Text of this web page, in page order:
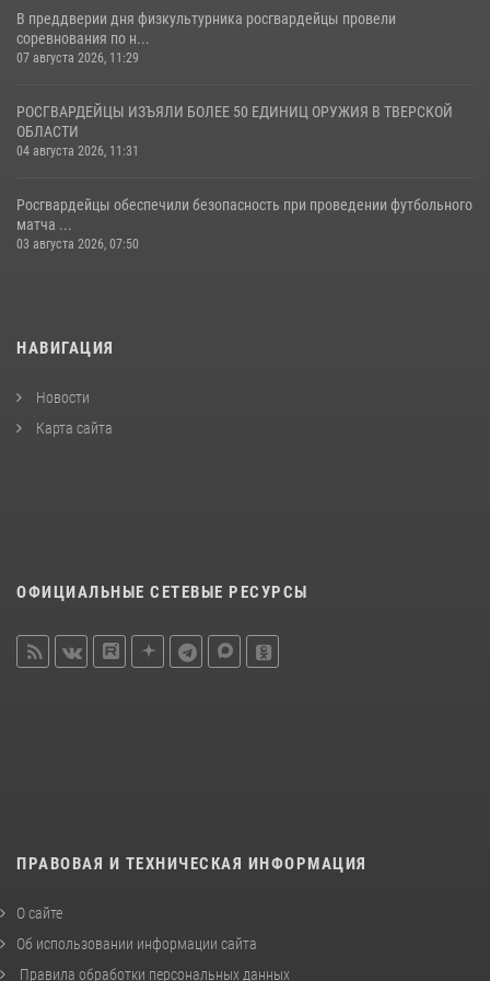
В преддверии дня физкультурника росгвардейцы провели
соревнования по н...
07 августа 2026, 11:29
РОСГВАРДЕЙЦЫ ИЗЪЯЛИ БОЛЕЕ 50 ЕДИНИЦ ОРУЖИЯ В ТВЕРСКОЙ
ОБЛАСТИ
04 августа 2026, 11:31
Росгвардейцы обеспечили безопасность при проведении футбольного
матча ...
03 августа 2026, 07:50
НАВИГАЦИЯ
Новости
Карта сайта
ОФИЦИАЛЬНЫЕ СЕТЕВЫЕ РЕСУРСЫ
ПРАВОВАЯ И ТЕХНИЧЕСКАЯ ИНФОРМАЦИЯ
О сайте
Об использовании информации сайта
Правила обработки персональных данных